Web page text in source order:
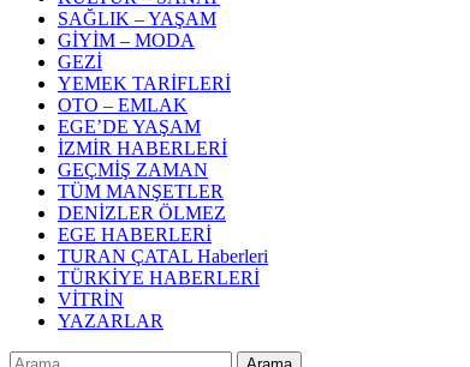
SAĞLIK – YAŞAM
GİYİM – MODA
GEZİ
YEMEK TARİFLERİ
OTO – EMLAK
EGE’DE YAŞAM
İZMİR HABERLERİ
GEÇMİŞ ZAMAN
TÜM MANŞETLER
DENİZLER ÖLMEZ
EGE HABERLERİ
TURAN ÇATAL Haberleri
TÜRKİYE HABERLERİ
VİTRİN
YAZARLAR